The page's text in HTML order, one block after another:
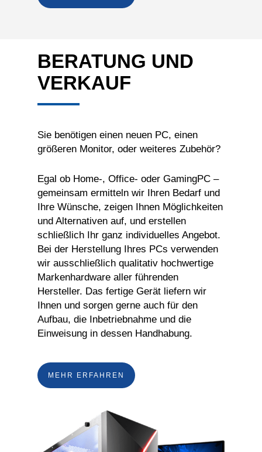
BERATUNG UND
VERKAUF
Sie benötigen einen neuen PC, einen
größeren Monitor, oder weiteres Zubehör?
Egal ob Home-, Office- oder GamingPC –
gemeinsam ermitteln wir Ihren Bedarf und
Ihre Wünsche, zeigen Ihnen Möglichkeiten
und Alternativen auf, und erstellen
schließlich Ihr ganz individuelles Angebot.
Bei der Herstellung Ihres PCs verwenden
wir ausschließlich qualitativ hochwertige
Markenhardware aller führenden
Hersteller. Das fertige Gerät liefern wir
Ihnen und sorgen gerne auch für den
Aufbau, die Inbetriebnahme und die
Einweisung in dessen Handhabung.
MEHR ERFAHREN